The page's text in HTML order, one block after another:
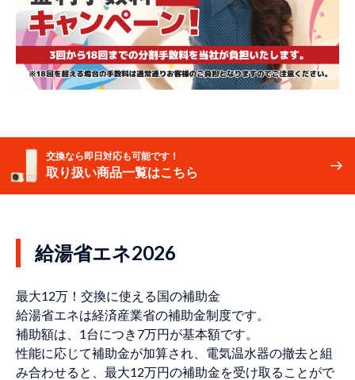
交換なら即日対応も可能です！
取り扱い商品一覧はこちら
給湯省エネ2026
最大12万！交換に使える国の補助金
給湯省エネは経済産業省の補助金制度です。
補助額は、1台につき7万円が基本額です。
性能に応じて補助金が加算され、電気温水器の撤去と組
み合わせると、最大12万円の補助金を受け取ることがで